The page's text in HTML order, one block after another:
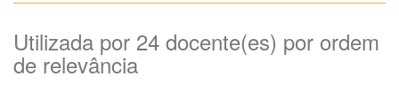
Utilizada por 24 docente(es) por ordem
de relevância